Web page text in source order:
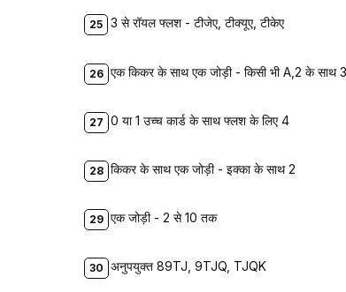
3 से रॉयल फ्लश - टीजेए, टीक्यूए, टीकेए
एक किकर के साथ एक जोड़ी - किसी भी A,2 के साथ
0 या 1 उच्च कार्ड के साथ फ्लश के लिए 4
किकर के साथ एक जोड़ी - इक्का के साथ 2
एक जोड़ी - 2 से 10 तक
अनुपयुक्त 89TJ, 9TJQ, TJQK